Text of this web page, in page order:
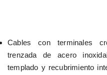
Cables con terminales
trenzada de acero
templado y recubrimiento